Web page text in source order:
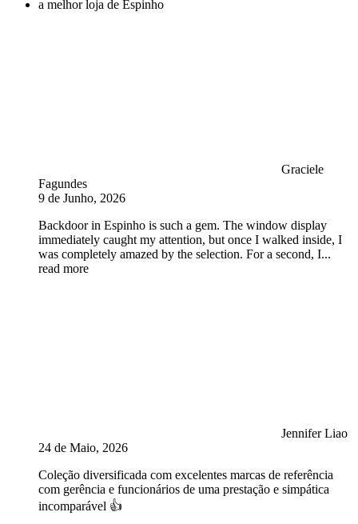
a melhor loja de Espinho
Graciele
Fagundes
9 de Junho, 2026
Backdoor in Espinho is such a gem. The window display
immediately caught my attention, but once I walked inside, I
was completely amazed by the selection. For a second, I...
read more
Jennifer Liao
24 de Maio, 2026
Coleção diversificada com excelentes marcas de referência
com gerência e funcionários de uma prestação e simpática
incomparável 👍